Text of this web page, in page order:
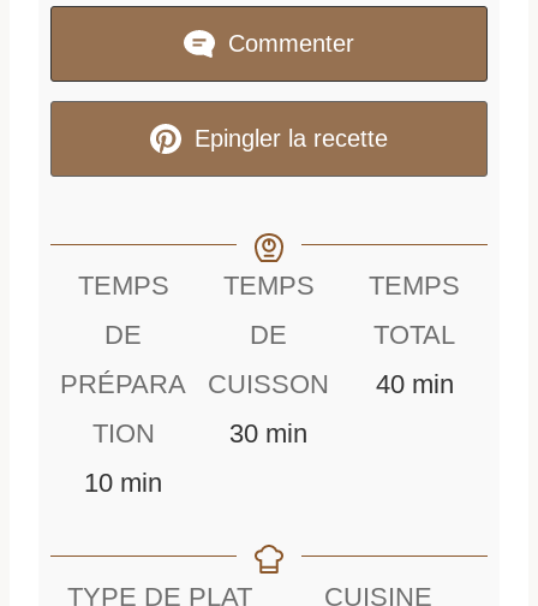
Commenter
Epingler la recette
TEMPS
DE
PRÉPARA
TION
10m
n
min
TEMPS
DE
CUISSON
30m
u
min
TEMPS
TOTAL
40m
t
min
TYPE DE PLAT
CUISINE